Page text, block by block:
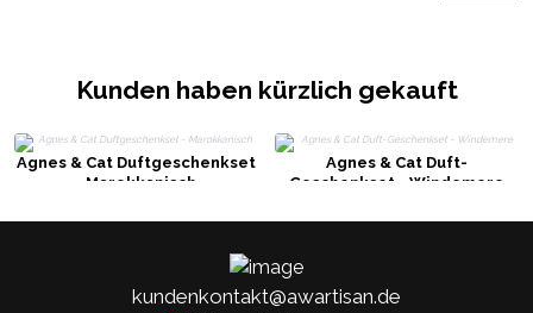
Kunden haben kürzlich gekauft
Agnes & Cat Duftgeschenkset
- Marokkanisch
Agnes & Cat Duft-
Geschenkset - Windemere
kundenkontakt@awartisan.de